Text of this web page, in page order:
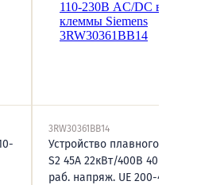
3RW30361BB14
Устройство плавного пуска
S2 45А 22кВт/400В 40град.
раб. напряж. UE 200-480В